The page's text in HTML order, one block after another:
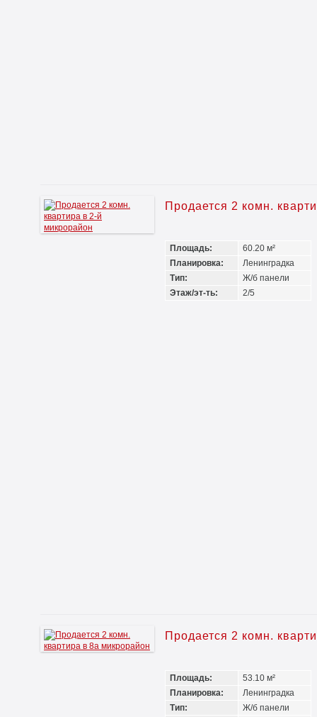
Продается 2 комн.
Площадь:
60.20 м²
Планировка:
Ленинградка
Тип:
Ж/б панели
Этаж/эт-ть:
2/5
Продается 2 комн.
Площадь:
53.10 м²
Планировка:
Ленинградка
Тип:
Ж/б панели